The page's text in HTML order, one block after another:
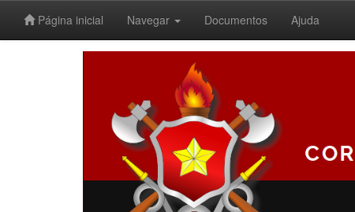
Página inicial Navegar Documentos Ajuda